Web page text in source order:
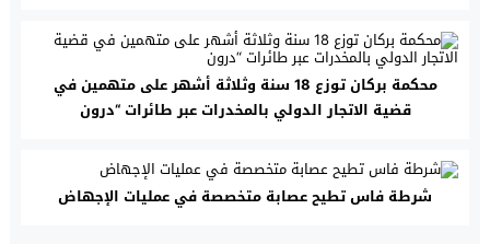
محكمة بركان توزع 18 سنة وثلاثة أشهر على متهمين في
قضية الاتجار الدولي بالمخدرات عبر طائرات “درون
شرطة فاس تطيح عصابة متخصصة في عمليات الإجهاض